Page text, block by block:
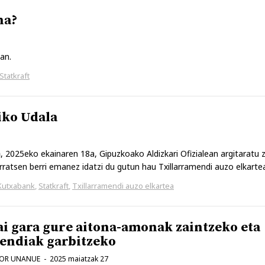
Statkraft
Udala
ekainaren 18a, Gipuzkoako Aldizkari Ofizialean argitaratu
berri emanez idatzi du gutun hau Txillarramendi auzo
, Statkraft, Txillarramendi auzo elkartea
gara gure aitona-amonak zaintzeko eta
garbitzeko
2025 maiatzak 27
UNANUE